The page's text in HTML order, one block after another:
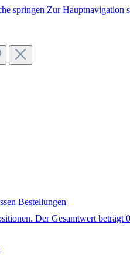
springen Zur Hauptnavigation
Bestellungen
Der Gesamtwert beträgt